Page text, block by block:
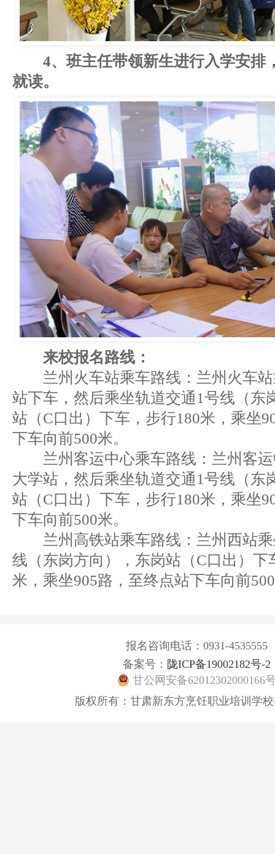
4、班主任带领新生进行入学安排
就读。
来校报名路线：
兰州火车站乘车路线：兰州火车
站下车，然后乘坐轨道交通1号线（东
站（C口出）下车，步行180米，乘坐
下车向前500米。
兰州客运中心乘车路线：兰州客
大学站，然后乘坐轨道交通1号线（东
站（C口出）下车，步行180米，乘坐
下车向前500米。
兰州高铁站乘车路线：兰州西站
线（东岗方向），东岗站（C口出）下
米，乘坐905路，至终点站下车向前
报名咨询电话：0931-4535555
备案号： 陇ICP备19002182号-2
甘公网安备62012302000166
版权所有：甘肃新东方烹饪职业培训学